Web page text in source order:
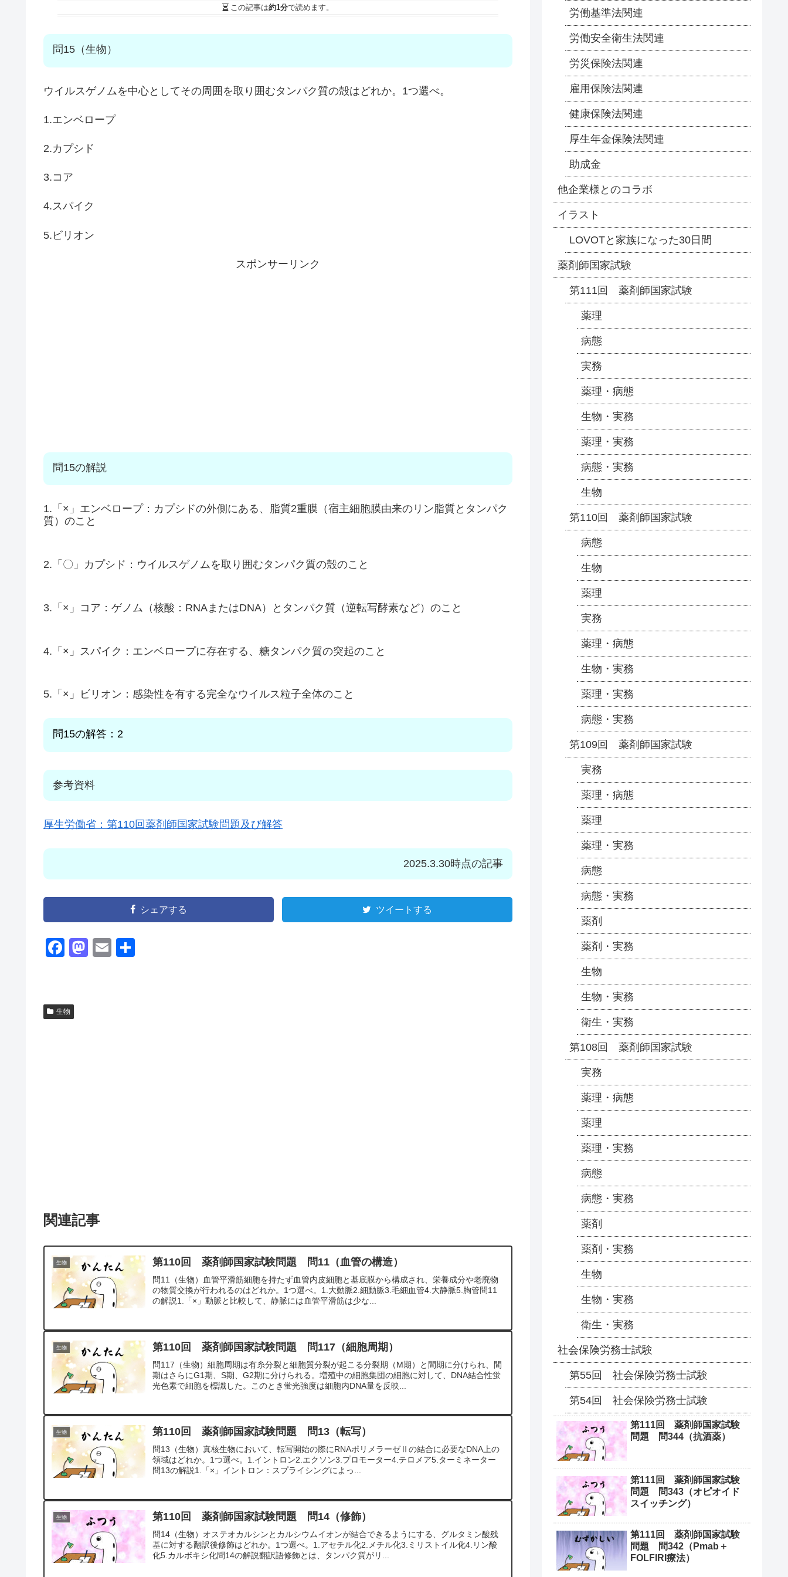
この記事は約1分で読めます。
問15（生物）
ウイルスゲノムを中心としてその周囲を取り囲むタンパク質の殻はどれか。1つ選べ。
1.エンベロープ
2.カプシド
3.コア
4.スパイク
5.ビリオン
スポンサーリンク
問15の解説
1.「×」エンベロープ：カプシドの外側にある、脂質2重膜（宿主細胞膜由来のリン脂質とタンパク
質）のこと
2.「〇」カプシド：ウイルスゲノムを取り囲むタンパク質の殻のこと
3.「×」コア：ゲノム（核酸：RNAまたはDNA）とタンパク質（逆転写酵素など）のこと
4.「×」スパイク：エンベロープに存在する、糖タンパク質の突起のこと
5.「×」ビリオン：感染性を有する完全なウイルス粒子全体のこと
問15の解答：2
参考資料
厚生労働省：第110回薬剤師国家試験問題及び解答
2025.3.30時点の記事
シェアする ツイートする
F
e
b
M
E
生物
関連記事
生物 第110回 薬剤師国家試験問題 問11（血管の構造）
問11（生物）血管平滑筋細胞を持たず血管内皮細胞と基底膜から構成され、栄養成分や老廃物
の物質交換が行われるのはどれか。1つ選べ。1.大動脈2.細動脈3.毛細血管4.大静脈5.胸管問11
の解説1.「×」動脈と比較して、静脈には血管平滑筋は少な...
生物 第110回 薬剤師国家試験問題 問117（細胞周期）
問117（生物）細胞周期は有糸分裂と細胞質分裂が起こる分裂期（M期）と間期に分けられ、間
期はさらにG1期、S期、G2期に分けられる。増殖中の細胞集団の細胞に対して、DNA結合性蛍
光色素で細胞を標識した。このとき蛍光強度は細胞内DNA量を反映...
生物 第110回 薬剤師国家試験問題 問13（転写）
問13（生物）真核生物において、転写開始の際にRNAポリメラーゼⅡの結合に必要なDNA上の
領域はどれか。1つ選べ。1.イントロン2.エクソン3.プロモーター4.テロメア5.ターミネーター
問13の解説1.「×」イントロン：スプライシングによっ...
生物 第110回 薬剤師国家試験問題 問14（修飾）
問14（生物）オステオカルシンとカルシウムイオンが結合できるようにする、グルタミン酸残
基に対する翻訳後修飾はどれか。1つ選べ。1.アセチル化2.メチル化3.ミリストイル化4.リン酸
化5.カルボキシ化問14の解説翻訳語修飾とは、タンパク質がリ...
労働基準法関連
労働安全衛生法関連
労災保険法関連
雇用保険法関連
健康保険法関連
厚生年金保険法関連
助成金
他企業様とのコラボ
イラスト
LOVOTと家族になった30日間
薬剤師国家試験
第111回 薬剤師国家試験
薬理
病態
実務
薬理・病態
生物・実務
薬理・実務
病態・実務
生物
第110回 薬剤師国家試験
病態
生物
薬理
実務
薬理・病態
生物・実務
薬理・実務
病態・実務
第109回 薬剤師国家試験
実務
薬理・病態
薬理
薬理・実務
病態
病態・実務
薬剤
薬剤・実務
生物
生物・実務
衛生・実務
第108回 薬剤師国家試験
実務
薬理・病態
薬理
薬理・実務
病態
病態・実務
薬剤
薬剤・実務
生物
生物・実務
衛生・実務
社会保険労務士試験
第55回 社会保険労務士試験
第54回 社会保険労務士試験
第111回 薬剤師国家試験
問題 問344（抗酒薬）
第111回 薬剤師国家試験
問題 問343（オピオイド
スイッチング）
第111回 薬剤師国家試験
問題 問342（Pmab＋
FOLFIRI療法）